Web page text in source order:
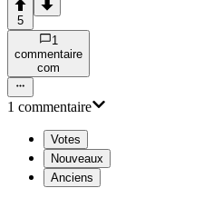
5
1
commentaire
com
1 commentaire
Votes
Nouveaux
Anciens